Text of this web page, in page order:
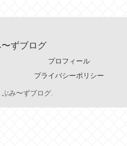
ずブログ
プロフィール
プライバシーポリシー
み〜ずブログ.